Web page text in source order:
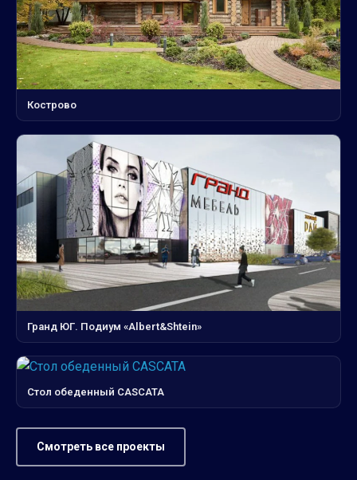
Кострово
Гранд ЮГ. Подиум «Albert&Shtein»
Стол обеденный CASCATA
Смотреть все проекты